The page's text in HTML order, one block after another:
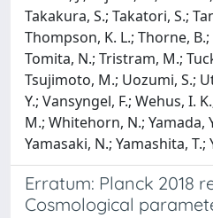
Takakura, S.; Takatori, S.;
Thompson, K. L.; Thorne,
Tomita, N.; Tristram, M.;
Tsujimoto, M.; Uozumi, S.;
Y.; Vansyngel, F.; Wehus, I.
M.; Whitehorn, N.; Yamada,
Yamasaki, N.; Yamashita, T.;
Erratum: Planck 2018
Cosmological